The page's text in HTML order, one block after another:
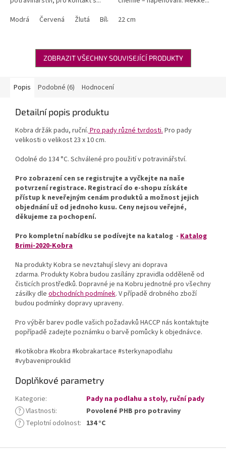
Modrá
Červená Žlutá Bílá Zelená
22 cm
ZOBRAZIT VŠECHNY SOUVISEJÍCÍ PRODUKTY
Popis Podobné (6) Hodnocení
Detailní popis produktu
Kobra držák padu, ruční. Pro pady různé tvrdosti. Pro pady
velikosti o velikost 23 x 10 cm.
Odolné do 134 °C. Schválené pro použití v potravinářství.
Pro zobrazení cen se registrujte a vyčkejte na naše
potvrzení registrace. Registrací do e-shopu získáte
přístup k neveřejným cenám produktů a možnost jejich
objednání už od jednoho kusu. Ceny nejsou veřejné,
děkujeme za pochopení.
Pro kompletní nabídku se podívejte na katalog - Katalog
Brimi-2020-Kobra
Na produkty Kobra se nevztahují slevy ani doprava
zdarma. Produkty Kobra budou zasílány zpravidla odděleně od
čisticích prostředků. Dopravné je na Kobru jednotné pro všechny
zásilky dle obchodních podmínek. V případě drobného zboží
budou podmínky dopravy upraveny.
Pro výběr barev podle vašich požadavků HACCP nás kontaktujte
popřípadě zadejte poznámku o barvě pomůcky k objednávce.
#kotikobra #kobra #kobrakartace #sterkynapodlahu
#vybaveniprouklid
Doplňkové parametry
Kategorie:
Pady na podlahu a stoly, ruční pady
? Vlastnosti:
Povolené PHB pro potraviny
? Teplotní odolnost: 134 °C